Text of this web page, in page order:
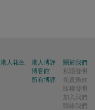
港人花生
港人博評
博客館
所有博評
關於我們
私隱聲明
免責條款
版權聲明
加入我們
聯絡我們